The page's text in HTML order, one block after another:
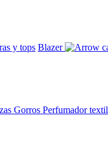
y tops Blazer
Gorros Perfumador textil